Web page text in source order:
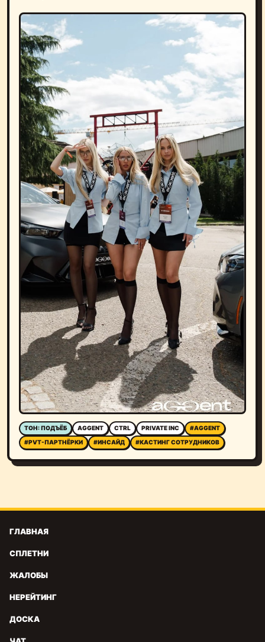
ТОН: ПОДЪЁБ AGGENT CTRL PRIVATE INC
#AGGENT
#PVT-ПАРТНЁРКИ
#ИНСАЙД #КАСТИНГ СОТРУДНИКОВ
ГЛАВНАЯ
СПЛЕТНИ
ЖАЛОБЫ
НЕРЕЙТИНГ
ДОСКА